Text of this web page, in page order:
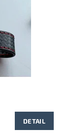
DETAIL